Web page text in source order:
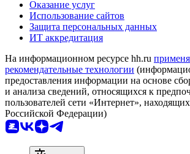
Оказание услуг
Использование сайтов
Защита персональных данных
ИТ аккредитация
На информационном ресурсе hh.ru
рекомендательные технологии
предоставления информации на основе
и анализа сведений, относящихся к
пользователей сети «Интернет»,
Российской Федерации)